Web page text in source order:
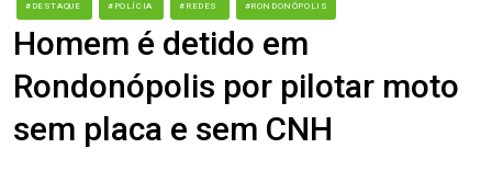
#DESTAQUE #POLÍCIA #REDES #RONDONÓPOLIS
Homem é detido em
Rondonópolis por pilotar moto
sem placa e sem CNH